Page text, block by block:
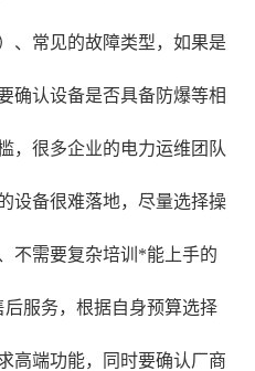
、常见的故障类型，如果是
确认设备是否具备防爆等相
，很多企业的电力运维团队
设备很难落地，尽量选择操
不需要复杂培训*能上手的
服务，根据自身预算选择
高端功能，同时要确认厂商